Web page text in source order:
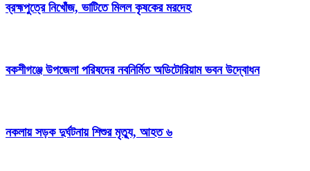
ব্রহ্মপুত্রে নিখোঁজ, ভাটিতে মিলল কৃষকের মরদেহ
বকশীগঞ্জে উপজেলা পরিষদের নবনির্মিত অডিটোরিয়াম ভবন উদ্বোধন
নকলায় সড়ক দুর্ঘটনায় শিশুর মৃত্যু, আহত ৬